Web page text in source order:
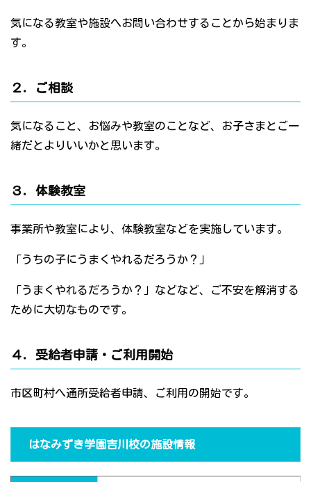
気になる教室や施設へお問い合わせすることから始まりま
す。
２．ご相談
気になること、お悩みや教室のことなど、お子さまとご一
緒だとよりいいかと思います。
３．体験教室
事業所や教室により、体験教室などを実施しています。
「うちの子にうまくやれるだろうか？」
「うまくやれるだろうか？」などなど、ご不安を解消する
ために大切なものです。
４．受給者申請・ご利用開始
市区町村へ通所受給者申請、ご利用の開始です。
はなみずき学園吉川校の施設情報